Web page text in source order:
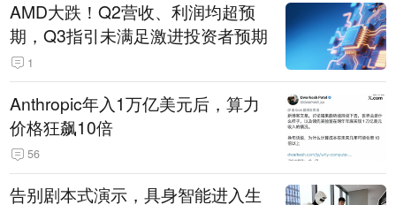
AMD大跌！Q2营收、利润均超预
期，Q3指引未满足激进投资者预期
1
Anthropic年入1万亿美元后，算力
价格狂飙10倍
56
告别剧本式演示，具身智能进入生